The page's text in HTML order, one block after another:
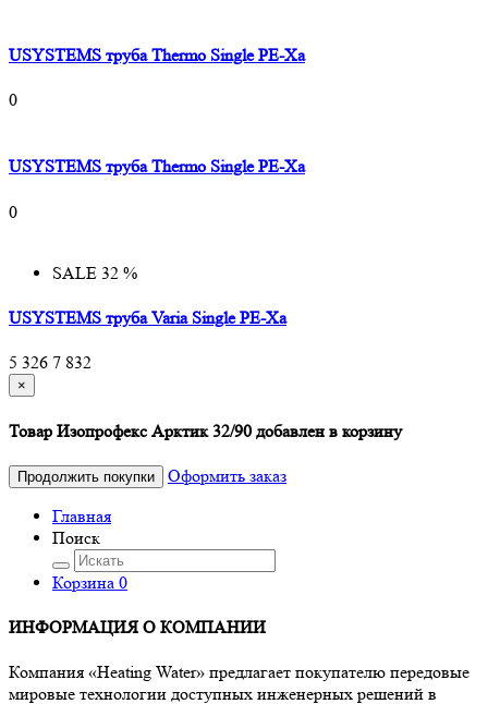
USYSTEMS труба Thermo Single PE-Xa
0
USYSTEMS труба Thermo Single PE-Xa
0
SALE 32 %
USYSTEMS труба Varia Single PE-Xa
5 326 7 832
×
Товар Изопрофекс Арктик 32/90 добавлен в корзину
Продолжить покупки
Оформить заказ
Главная
Поиск
Корзина 0
ИНФОРМАЦИЯ О КОМПАНИИ
Компания «Heating Water» предлагает покупателю передовые
мировые технологии доступных инженерных решений в